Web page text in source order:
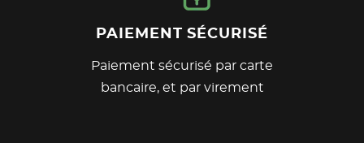
PAIEMENT SÉCURISÉ
Paiement sécurisé par carte
bancaire, et par virement